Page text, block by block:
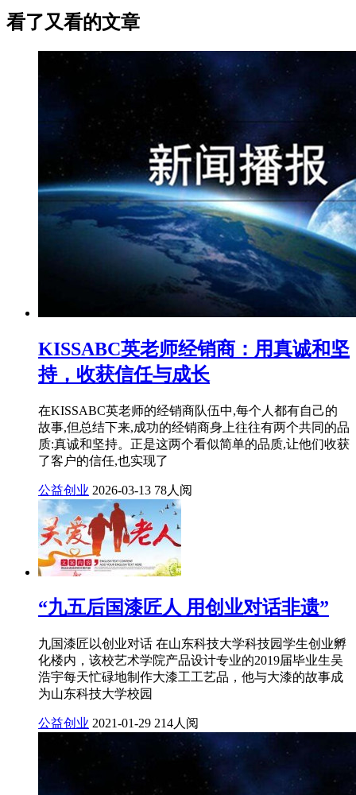
看了又看的文章
KISSABC英老师经销商：用真诚和坚
持，收获信任与成长
在KISSABC英老师的经销商队伍中,每个人都有自己的
故事,但总结下来,成功的经销商身上往往有两个共同的品
质:真诚和坚持。正是这两个看似简单的品质,让他们收获
了客户的信任,也实现了
公益创业 2026-03-13 78人阅
“九五后国漆匠人 用创业对话非遗”
九国漆匠以创业对话 在山东科技大学科技园学生创业孵
化楼内，该校艺术学院产品设计专业的2019届毕业生吴
浩宇每天忙碌地制作大漆工工艺品，他与大漆的故事成
为山东科技大学校园
公益创业 2021-01-29 214人阅